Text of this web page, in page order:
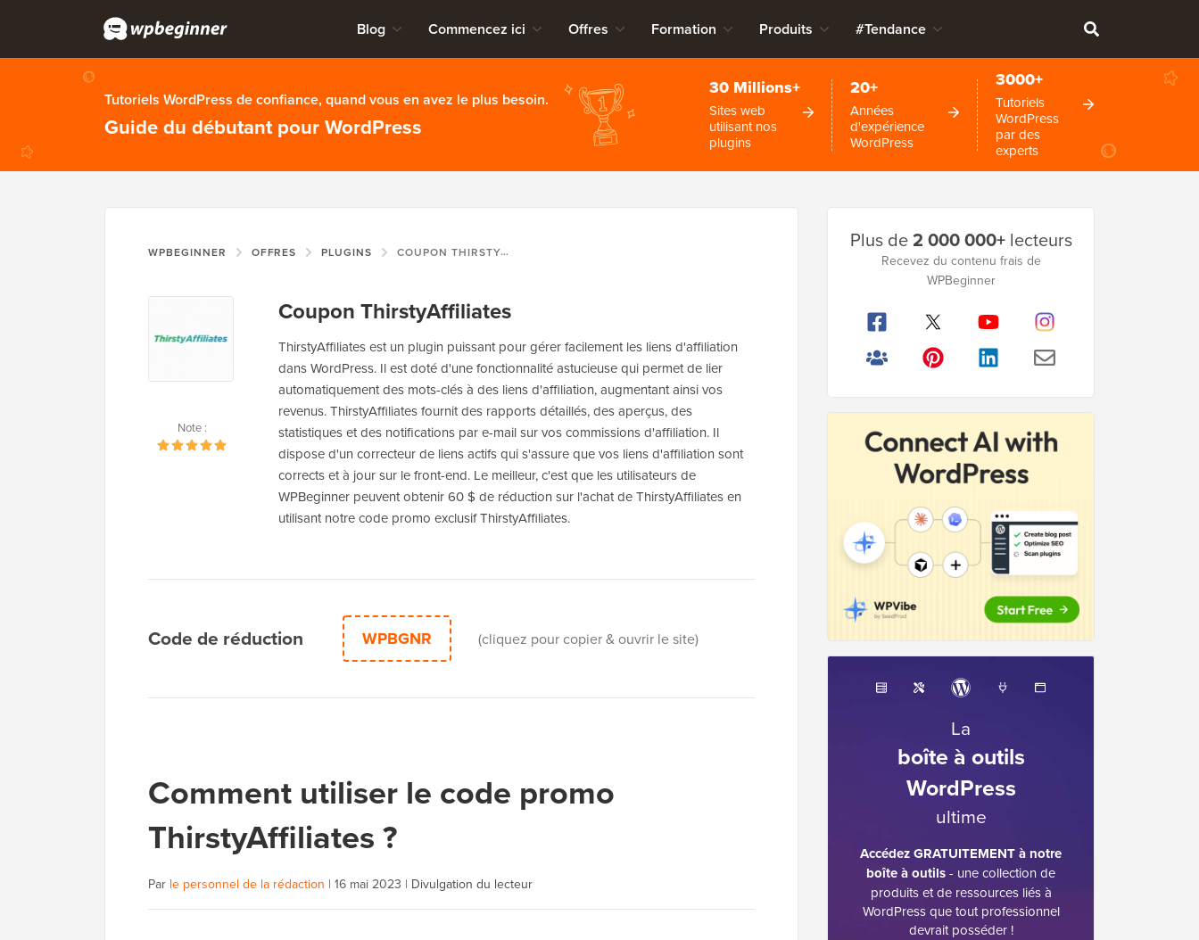
Blog Commencez ici Offres Formation Produits #Tendance
Tutoriels WordPress de confiance, quand vous en avez le plus besoin.
Guide du débutant pour WordPress
30 Millions+
Sites web
utilisant nos
plugins
20+
Années
d'expérience
WordPress
3000+
Tutoriels
WordPress
par des
experts
WPBEGINNER OFFRES PLUGINS COUPON THIRSTYAFFILIATES
Coupon ThirstyAffiliates
Note :
ThirstyAffiliates est un plugin puissant pour gérer facilement les liens d'affiliation
dans WordPress. Il est doté d'une fonctionnalité astucieuse qui permet de lier
automatiquement des mots-clés à des liens d'affiliation, augmentant ainsi vos
revenus. ThirstyAffiliates fournit des rapports détaillés, des aperçus, des
statistiques et des notifications par e-mail sur vos commissions d'affiliation. Il
dispose d'un correcteur de liens actifs qui s'assure que vos liens d'affiliation sont
corrects et à jour sur le front-end. Le meilleur, c'est que les utilisateurs de
WPBeginner peuvent obtenir 60 $ de réduction sur l'achat de ThirstyAffiliates en
utilisant notre code promo exclusif ThirstyAffiliates.
Code de réduction WPBGNR (cliquez pour copier & ouvrir le site)
Comment utiliser le code promo
ThirstyAffiliates ?
Par le personnel de la rédaction | 16 mai 2023 | Divulgation du lecteur
latérale
Plus de2 000 000+lecteurs
Recevez du contenu frais de
WPBeginner
La
boîte à outils
WordPress
ultime
Accédez GRATUITEMENT à notre
boîte à outils- une collection de
produits et de ressources liés à
WordPress que tout professionnel
devrait posséder !